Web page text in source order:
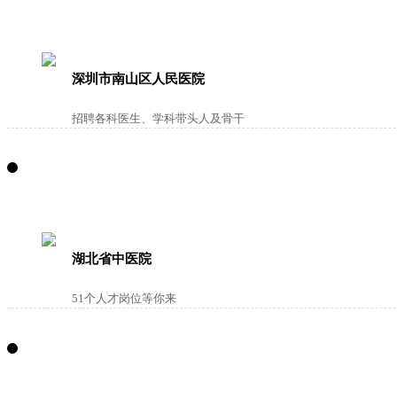
深圳市南山区人民医院
招聘各科医生、学科带头人及骨干
湖北省中医院
51个人才岗位等你来